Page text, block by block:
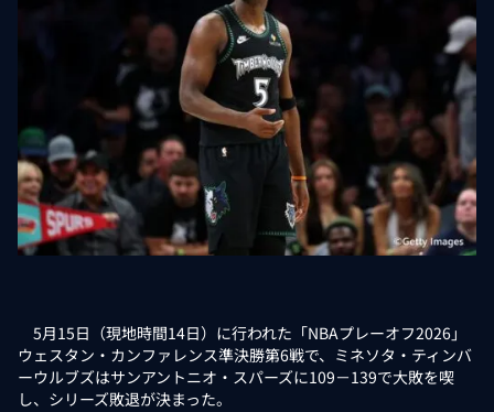
5月15日（現地時間14日）に行われた「NBAプレーオフ2026」
ウェスタン・カンファレンス準決勝第6戦で、ミネソタ・ティンバ
ーウルブズはサンアントニオ・スパーズに109－139で大敗を喫
し、シリーズ敗退が決まった。